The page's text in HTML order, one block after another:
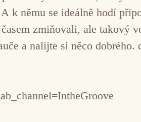
k němu se ideálně hodí
zmiňovali, ale takový
a nalijte si něco